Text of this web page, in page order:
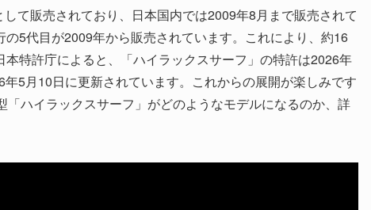
て販売されており、日本国内では2009年8月まで販売されて
5代目が2009年から販売されています。これにより、約16
特許庁によると、「ハイラックスサーフ」の特許は2026年
5月10日に更新されています。これからの展開が楽しみです
ハイラックスサーフ」がどのようなモデルになるのか、詳